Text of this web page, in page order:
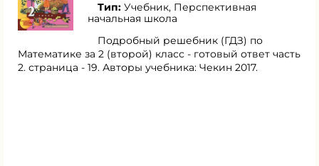
Тип: Учебник, Перспективная
начальная школа
Подробный решебник (ГДЗ) по
Математике за 2 (второй) класс - готовый ответ часть
2. страница - 19. Авторы учебника: Чекин 2017.